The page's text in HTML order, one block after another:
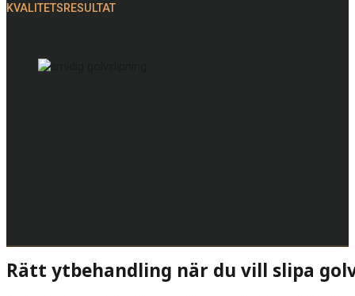
KVALITETSRESULTAT
Rätt ytbehandling när du vill slipa